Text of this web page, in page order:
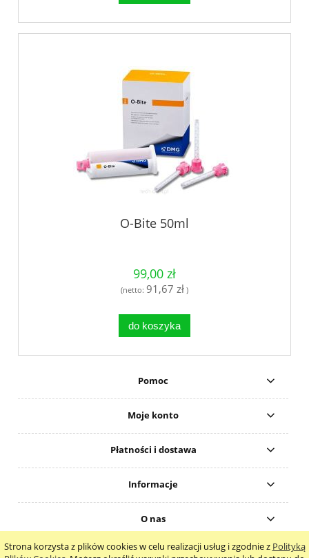
Strona korzysta z plików cookies w celu realizacji usług i zgodnie z Polityką
O-Bite 50ml
99,00 zł
(netto: 91,67 zł )
do koszyka
Pomoc
Moje konto
Płatności i dostawa
Informacje
O nas